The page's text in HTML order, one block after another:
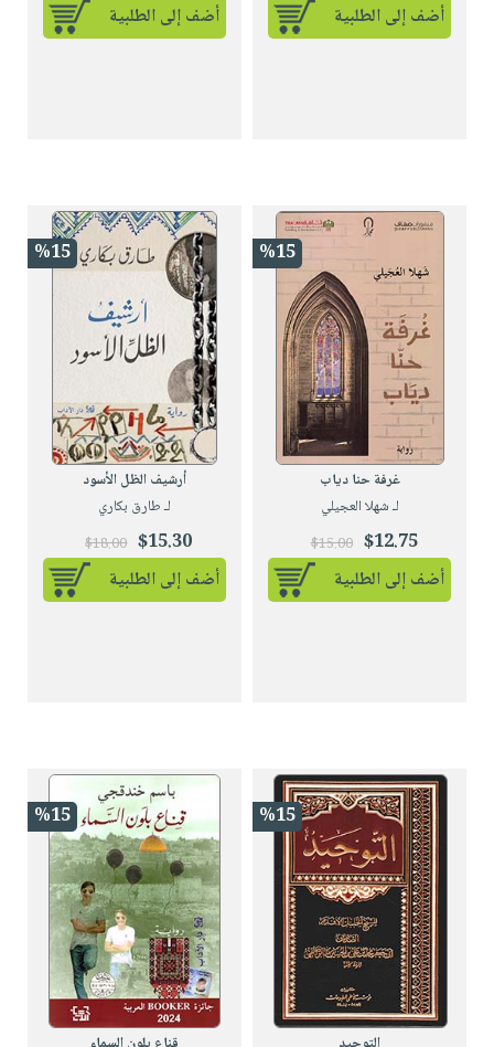
أضف إلى الطلبية أضف إلى الطلبية
%15
غرفة حنا دياب
لـ شهلا العجيلي
$12.75
$15.00
أضف إلى الطلبية
%15
أرشيف الظل الأسود
لـ طارق بكاري
$15.30
$18.00
أضف إلى الطلبية
%15
%15